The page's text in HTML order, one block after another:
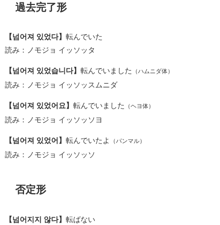
過去完了形
【넘어져 있었다】 転んでいた
読み：ノモジョ イッソッタ
【넘어져 있었습니다】 転んでいました （ハムニダ体）
読み：ノモジョ イッソッスムニダ
【넘어져 있었어요】 転んでいました （ヘヨ体）
読み：ノモジョ イッソッソヨ
【넘어져 있었어】 転んでいたよ （パンマル）
読み：ノモジョ イッソッソ
否定形
【넘어지지 않다】 転ばない